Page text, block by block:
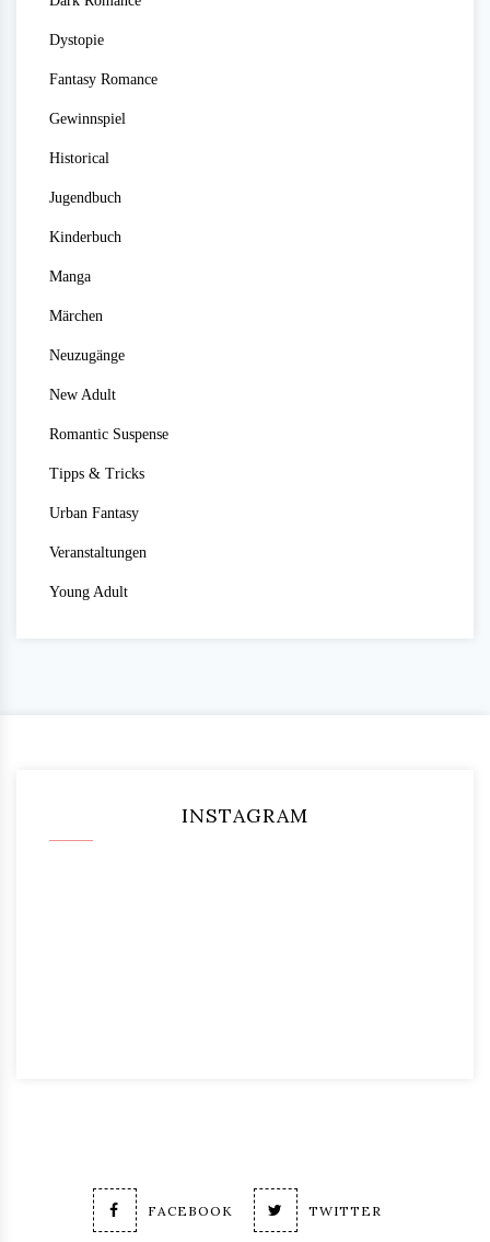
Dystopie
Fantasy Romance
Gewinnspiel
Historical
Jugendbuch
Kinderbuch
Manga
Märchen
Neuzugänge
New Adult
Romantic Suspense
Tipps & Tricks
Urban Fantasy
Veranstaltungen
Young Adult
INSTAGRAM
FACEBOOK TWITTER